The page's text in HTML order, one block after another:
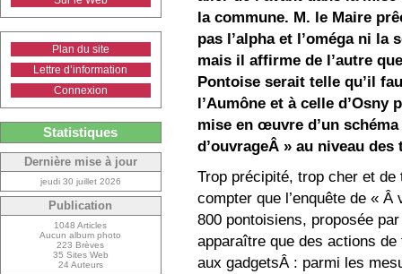
la commune. M. le Maire
pas l’alpha et l’oméga ni
mais il affirme de l’autre
Pontoise serait telle qu’il
l’Aumône et à celle
mise en œuvre d’un
d’ouvrageÂ » au niveau
Trop précipité, trop cher et
compter que l’enquête de «
800 pontoisiens, proposée
apparaître que des actions
aux gadgetsÂ : parmi les
Plan du site
Lettre d’information
Connexion
Statistiques
Dernière mise à jour
jeudi 30 juillet 2026
Publication
1048 Articles
Aucun album photo
223 Brèves
35 Sites Web
24 Auteurs